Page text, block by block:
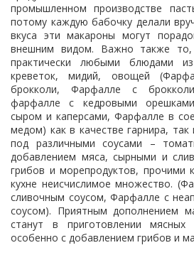
промышленном производстве
потому каждую бабочку делали
вкуса эти макароны могут
внешним видом. Важно также
практически любыми блюдами
креветок, мидий, овощей
брокколи, Фарфалле с
фарфалле с кедровыми
сыром и каперсами, Фарфалле в
медом) как в качестве гарнира,
под различными соусами –
добавлением мяса, сырными и
грибов и морепродуктов, прочими
кухне неисчислимое множество.
сливочным соусом, Фарфалле с
соусом). Приятным дополнением
станут в приготовлении
особенно с добавлением грибов и